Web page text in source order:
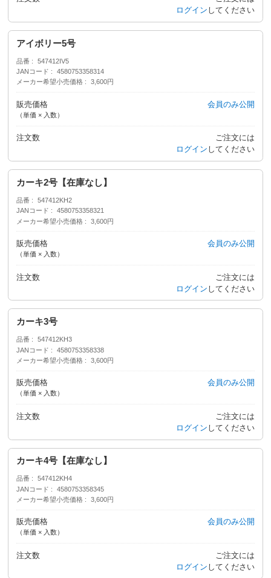
ログイン してください
アイボリー5号
品番
547412IV5
JANコード
4580753358314
メーカー希望小売価格
3,600円
販売価格
（単価 × 入数）
会員のみ公開
注文数
ご注文には
ログイン してください
カーキ2号【在庫なし】
品番
547412KH2
JANコード
4580753358321
メーカー希望小売価格
3,600円
販売価格
（単価 × 入数）
会員のみ公開
注文数
ご注文には
ログイン してください
カーキ3号
品番
547412KH3
JANコード
4580753358338
メーカー希望小売価格
3,600円
販売価格
（単価 × 入数）
会員のみ公開
注文数
ご注文には
ログイン してください
カーキ4号【在庫なし】
品番
547412KH4
JANコード
4580753358345
メーカー希望小売価格
3,600円
販売価格
（単価 × 入数）
会員のみ公開
注文数
ご注文には
ログイン してください